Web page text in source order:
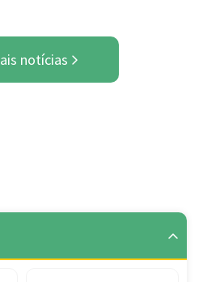
notícias